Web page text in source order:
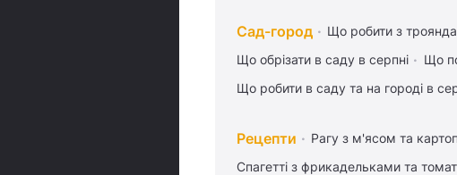
Сад-город Що робити з
Що обрізати в саду в серпні
Що
Що робити в саду та на городі в
Рецепти Рагу з м'ясом та
Спагетті з фрикадельками та